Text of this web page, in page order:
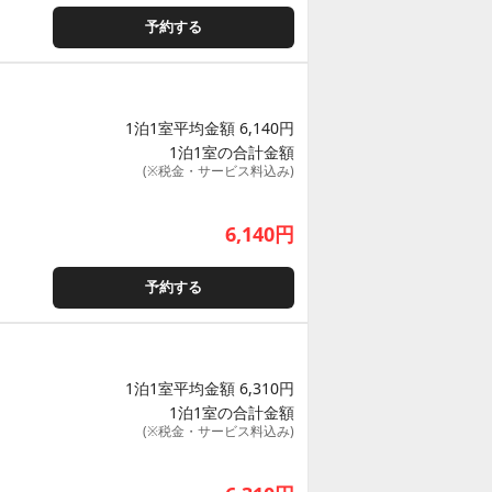
予約する
1泊1室平均金額 6,140円
1泊1室の合計金額
(※税金・サービス料込み)
6,140円
予約する
1泊1室平均金額 6,310円
1泊1室の合計金額
(※税金・サービス料込み)